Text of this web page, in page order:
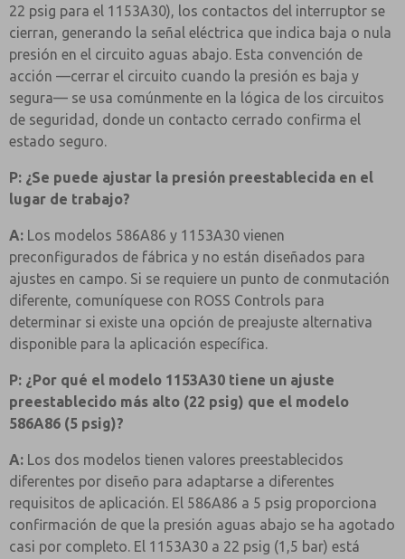
22 psig para el 1153A30), los contactos del interruptor se
cierran, generando la señal eléctrica que indica baja o nula
presión en el circuito aguas abajo. Esta convención de
acción —cerrar el circuito cuando la presión es baja y
segura— se usa comúnmente en la lógica de los circuitos
de seguridad, donde un contacto cerrado confirma el
estado seguro.
P: ¿Se puede ajustar la presión preestablecida en el
lugar de trabajo?
A: Los modelos 586A86 y 1153A30 vienen
preconfigurados de fábrica y no están diseñados para
ajustes en campo. Si se requiere un punto de conmutación
diferente, comuníquese con ROSS Controls para
determinar si existe una opción de preajuste alternativa
disponible para la aplicación específica.
P: ¿Por qué el modelo 1153A30 tiene un ajuste
preestablecido más alto (22 psig) que el modelo
586A86 (5 psig)?
A: Los dos modelos tienen valores preestablecidos
diferentes por diseño para adaptarse a diferentes
requisitos de aplicación. El 586A86 a 5 psig proporciona
confirmación de que la presión aguas abajo se ha agotado
casi por completo. El 1153A30 a 22 psig (1,5 bar) está